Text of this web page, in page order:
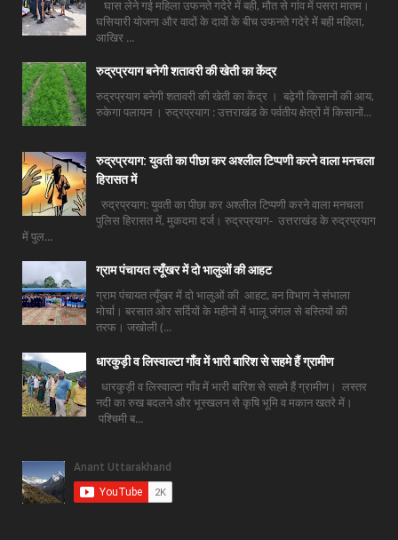
घास लेने गई महिला उफनते गदेरे में बही, मौत से गांव में पसरा मातम।
घसियारी योजना और वादों के दावों के बीच उफनते गदेरे में बही महिला,
आखिर ...
रुद्रप्रयाग बनेगी शतावरी की खेती का केंद्र
रुद्रप्रयाग बनेगी शतावरी की खेती का केंद्र । बढ़ेगी किसानों की आय,
रुकेगा पलायन । रुद्रप्रयाग : उत्तराखंड के पर्वतीय क्षेत्रों में किसानों...
रुद्रप्रयाग: युवती का पीछा कर अश्लील टिप्पणी करने वाला मनचला
हिरासत में
रुद्रप्रयाग: युवती का पीछा कर अश्लील टिप्पणी करने वाला मनचला
पुलिस हिरासत में, मुकदमा दर्ज। रुद्रप्रयाग- उत्तराखंड के रुद्रप्रयाग
में पुल...
ग्राम पंचायत त्यूँखर में दो भालुओं की आहट
ग्राम पंचायत त्यूँखर में दो भालुओं की आहट, वन विभाग ने संभाला
मोर्चा। बरसात ओर सर्दियों के महीनों में भालू जंगल से बस्तियों की
तरफ। जखोली (...
धारकुड़ी व लिस्वाल्टा गाँव में भारी बारिश से सहमे हैं ग्रामीण
धारकुड़ी व लिस्वाल्टा गाँव में भारी बारिश से सहमे हैं ग्रामीण। लस्तर
नदी का रुख बदलने और भूस्खलन से कृषि भूमि व मकान खतरे में।
पश्चिमी ब...